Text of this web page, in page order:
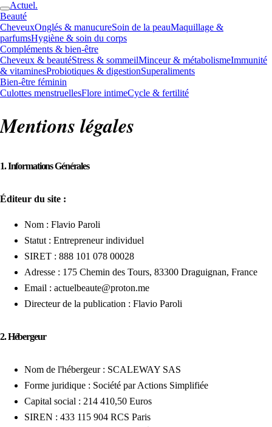
Actuel.
Beauté
CheveuxOnglés & manucureSoin de la peauMaquillage &
parfumsHygiène & soin du corps
Compléments & bien-être
Cheveux & beautéStress & sommeilMinceur & métabolismeImmunité
& vitaminesProbiotiques & digestionSuperaliments
Bien-être féminin
Culottes menstruellesFlore intimeCycle & fertilité
Mentions légales
1. Informations Générales
Éditeur du site :
Nom : Flavio Paroli
Statut : Entrepreneur individuel
SIRET : 888 101 078 00028
Adresse : 175 Chemin des Tours, 83300 Draguignan, France
Email : actuelbeaute@proton.me
Directeur de la publication : Flavio Paroli
2. Hébergeur
Nom de l'hébergeur : SCALEWAY SAS
Forme juridique : Société par Actions Simplifiée
Capital social : 214 410,50 Euros
SIREN : 433 115 904 RCS Paris